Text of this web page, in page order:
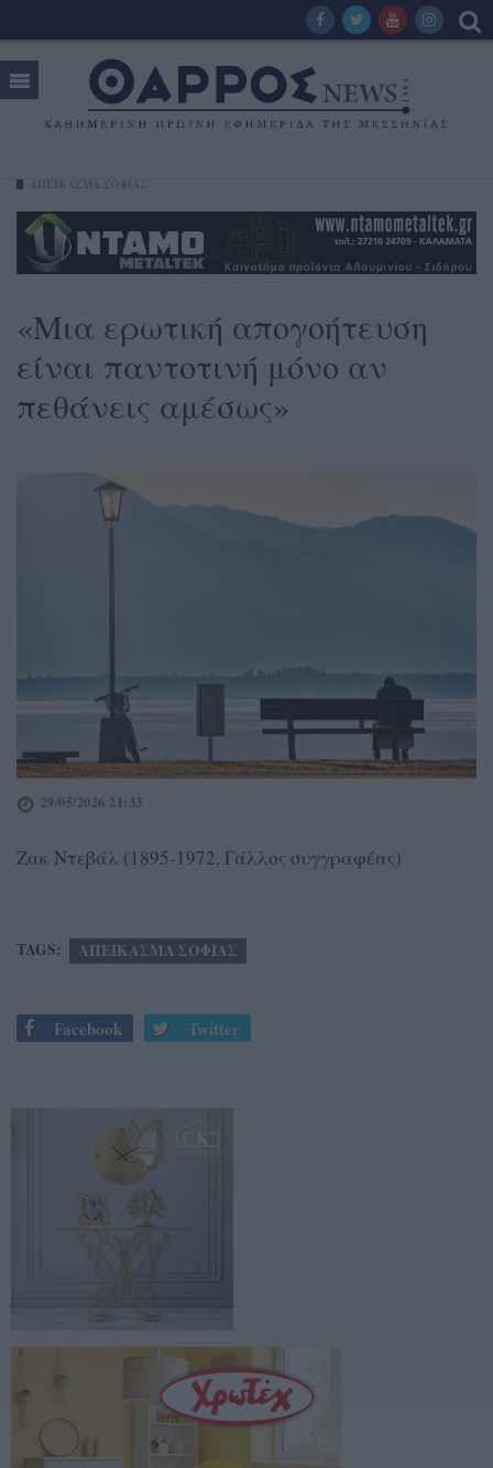
«Μια ερωτική απογοήτευση
είναι παντοτινή μόνο αν
πεθάνεις αμέσως»
29/05/2026 21:33
Ζακ Ντεβάλ (1895-1972, Γάλλος συγγραφέας)
TAGS: ΑΠΕΙΚΑΣΜΑ ΣΟΦΙΑΣ
Facebook Twitter